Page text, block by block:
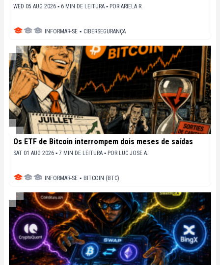
WED 05 AUG 2026 ▪ 6 MIN DE LEITURA ▪ POR ARIELA R.
INFORMAR-SE ▪ CIBERSEGURANÇA
Os ETF de Bitcoin interrompem dois meses de saídas
SAT 01 AUG 2026 ▪ 7 MIN DE LEITURA ▪ POR LUC JOSE A.
INFORMAR-SE ▪ BITCOIN (BTC)